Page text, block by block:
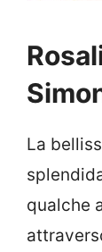
La
qualche